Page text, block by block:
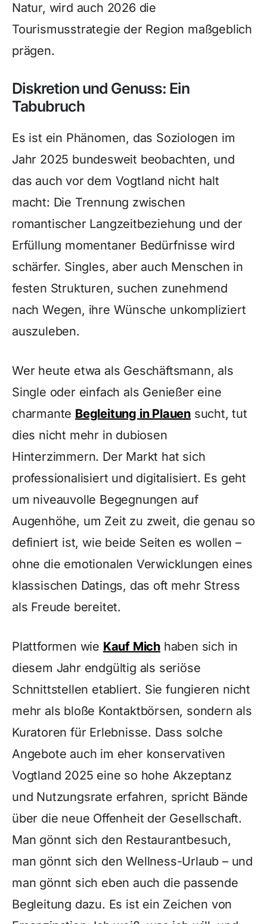
Natur, wird auch 2026 die
Tourismusstrategie der Region maßgeblich
prägen.
Diskretion und Genuss: Ein
Tabubruch
Es ist ein Phänomen, das Soziologen im
Jahr 2025 bundesweit beobachten, und
das auch vor dem Vogtland nicht halt
macht: Die Trennung zwischen
romantischer Langzeitbeziehung und der
Erfüllung momentaner Bedürfnisse wird
schärfer. Singles, aber auch Menschen in
festen Strukturen, suchen zunehmend
nach Wegen, ihre Wünsche unkompliziert
auszuleben.
Wer heute etwa als Geschäftsmann, als
Single oder einfach als Genießer eine
charmante Begleitung in Plauen sucht, tut
dies nicht mehr in dubiosen
Hinterzimmern. Der Markt hat sich
professionalisiert und digitalisiert. Es geht
um niveauvolle Begegnungen auf
Augenhöhe, um Zeit zu zweit, die genau so
definiert ist, wie beide Seiten es wollen –
ohne die emotionalen Verwicklungen eines
klassischen Datings, das oft mehr Stress
als Freude bereitet.
Plattformen wie Kauf Mich haben sich in
diesem Jahr endgültig als seriöse
Schnittstellen etabliert. Sie fungieren nicht
mehr als bloße Kontaktbörsen, sondern als
Kuratoren für Erlebnisse. Dass solche
Angebote auch im eher konservativen
Vogtland 2025 eine so hohe Akzeptanz
und Nutzungsrate erfahren, spricht Bände
über die neue Offenheit der Gesellschaft.
Man gönnt sich den Restaurantbesuch,
man gönnt sich den Wellness-Urlaub – und
man gönnt sich eben auch die passende
Begleitung dazu. Es ist ein Zeichen von